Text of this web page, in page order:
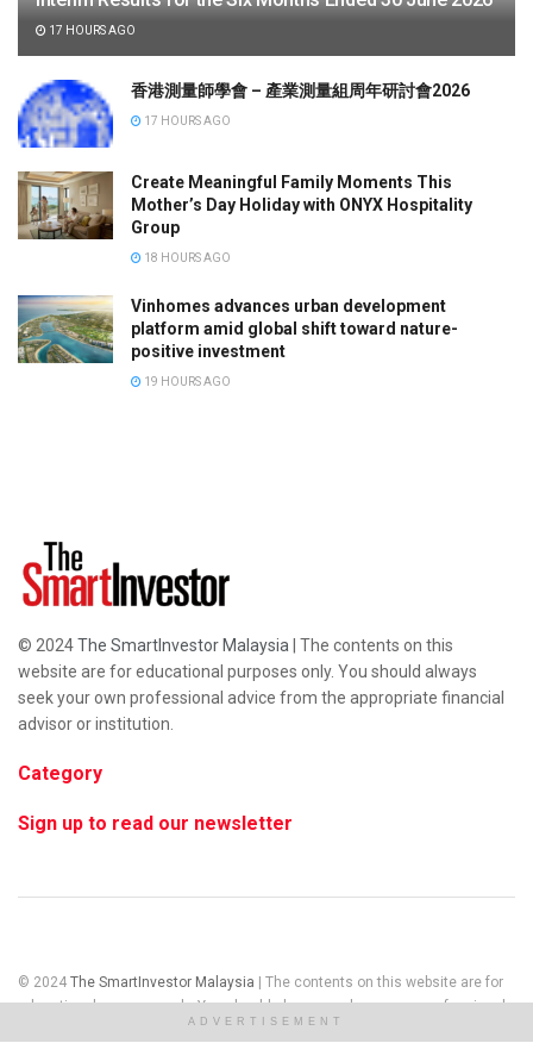
17 HOURS AGO
香港測量師學會 – 產業測量組周年研討會2026
17 HOURS AGO
Create Meaningful Family Moments This
Mother’s Day Holiday with ONYX Hospitality
Group
18 HOURS AGO
Vinhomes advances urban development
platform amid global shift toward nature-
positive investment
19 HOURS AGO
© 2024The SmartInvestor Malaysia | The contents on this
website are for educational purposes only. You should always
seek your own professional advice from the appropriate financial
advisor or institution.
Category
Sign up to read our newsletter
© 2024 The SmartInvestor Malaysia | The contents on this website are for
educational purposes only. You should always seek your own professional
advice from the appropriate financial advisor or institution.
ADVERTISEMENT